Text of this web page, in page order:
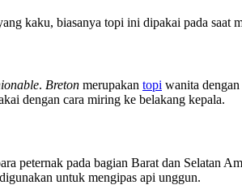
kaku, biasanya topi ini dipakai pada saat
. Breton merupakan topi wanita
dengan cara miring ke belakang kepala.
peternak pada bagian Barat dan Selatan
untuk mengipas api unggun.